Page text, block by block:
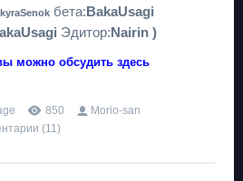
бета:BakaUsagi
Эдитор:Nairin )
можно обсудить здесь
850
Morio-san
(11)